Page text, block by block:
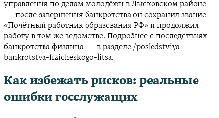
управления по делам молодёжи в Лысковском районе
— после завершения банкротства он сохранил звание
«Почётный работник образования РФ» и продолжил
работу в том же ведомстве. Подробнее о последствиях
банкротства физлица — в разделе /posledstviya-
bankrotstva-fizicheskogo-litsa.
Как избежать рисков: реальные
ошибки госслужащих